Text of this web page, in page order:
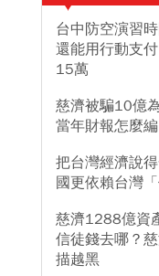
台中防空演習
還能用行動支
15萬
慈濟被騙10億
當年財報怎麼
把台灣經濟說
國更依賴台灣
慈濟1288億資
信徒錢去哪？
描越黑